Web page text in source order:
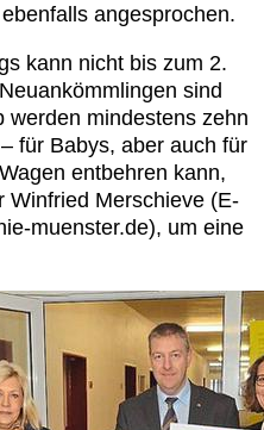
angesprochen.
kann nicht bis zum 2.
sind
werden mindestens zehn
für Babys, aber auch für
entbehren kann,
Winfried Merschieve (E-
muenster.de), um eine